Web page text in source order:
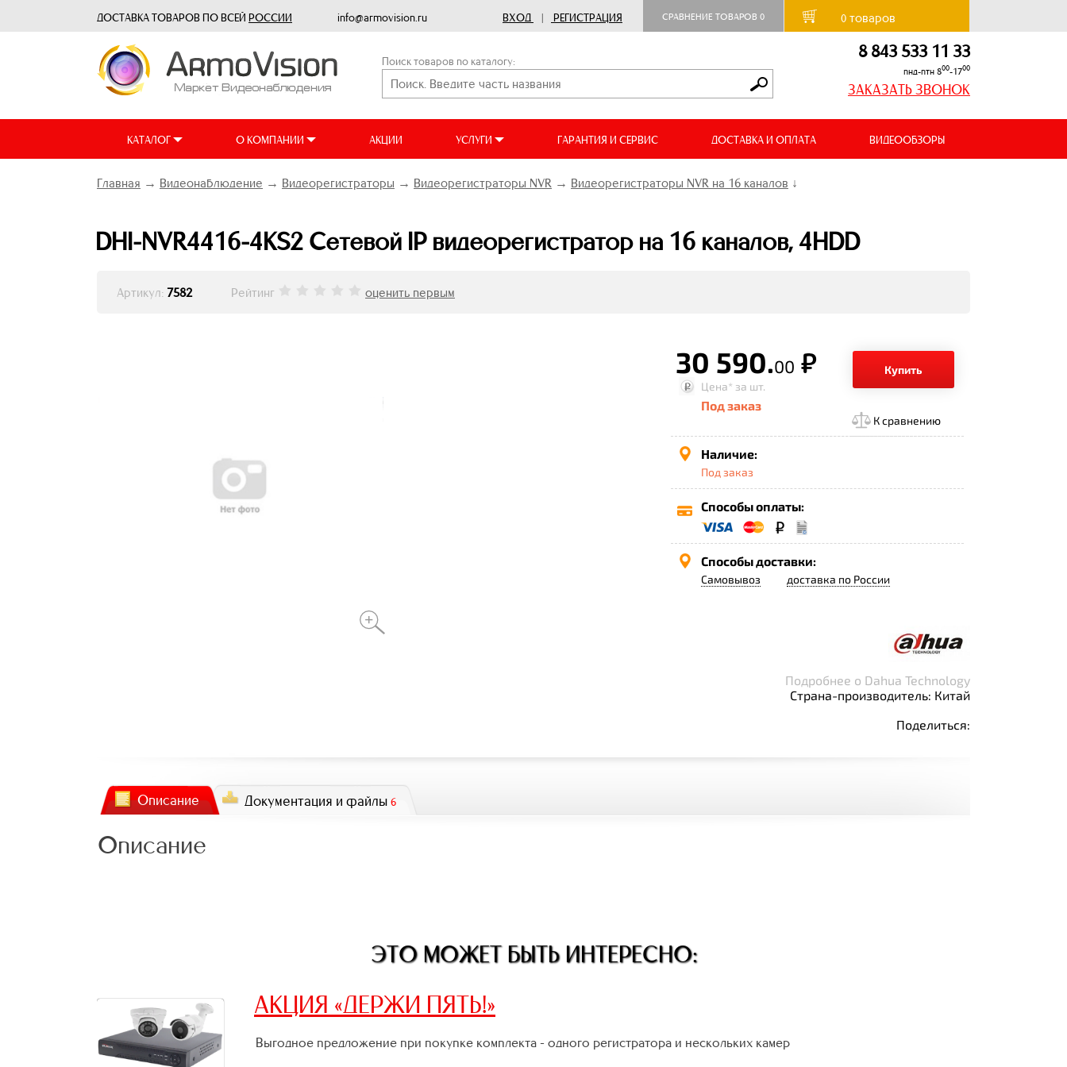
ДОСТАВКА ТОВАРОВ ПО ВСЕЙ РОССИИ info@armovision.ru ВХОД | РЕГИСТРАЦИЯ СРАВНЕНИЕ ТОВАРОВ 0 0товаров
Поиск товаров по каталогу: 8 843 533 11 33
пнд-птн 800-1700
ЗАКАЗАТЬ ЗВОНОК
КАТАЛОГ О КОМПАНИИ АКЦИИ УСЛУГИ ГАРАНТИЯ И СЕРВИС ДОСТАВКА И ОПЛАТА ВИДЕООБЗОРЫ
Главная → Видеонаблюдение → Видеорегистраторы → Видеорегистраторы NVR → Видеорегистраторы NVR на 16 каналов ↓
DHI-NVR4416-4KS2 Сетевой IP видеорегистратор на 16 каналов, 4HDD
Артикул: 7582 Рейтинг оценить первым
30 590.00 р.
Купить
Цена* за шт.
Под заказ
К сравнению
Наличие:
Под заказ
Способы оплаты:
Способы доставки:
Самовывоз доставка по России
Подробнее о Dahua Technology
Страна-производитель: Китай
Поделиться:
Описание Документация и файлы 6
Описание
ЭТО МОЖЕТ БЫТЬ ИНТЕРЕСНО:
АКЦИЯ «ДЕРЖИ ПЯТЬ!»
Выгодное предложение при покупке комплекта - одного регистратора и нескольких камер